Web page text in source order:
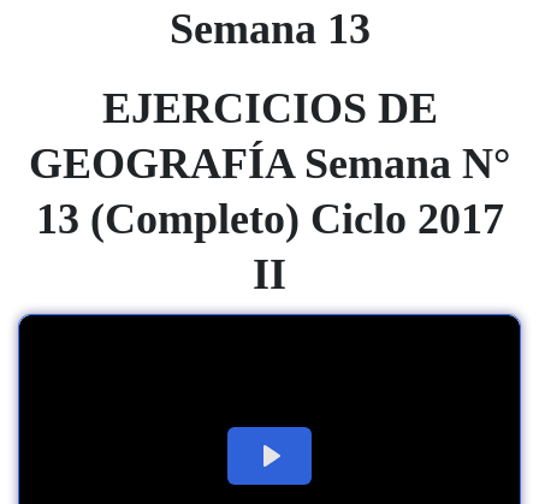
Semana 13
EJERCICIOS DE
GEOGRAFÍA Semana N°
13 (Completo) Ciclo 2017
II